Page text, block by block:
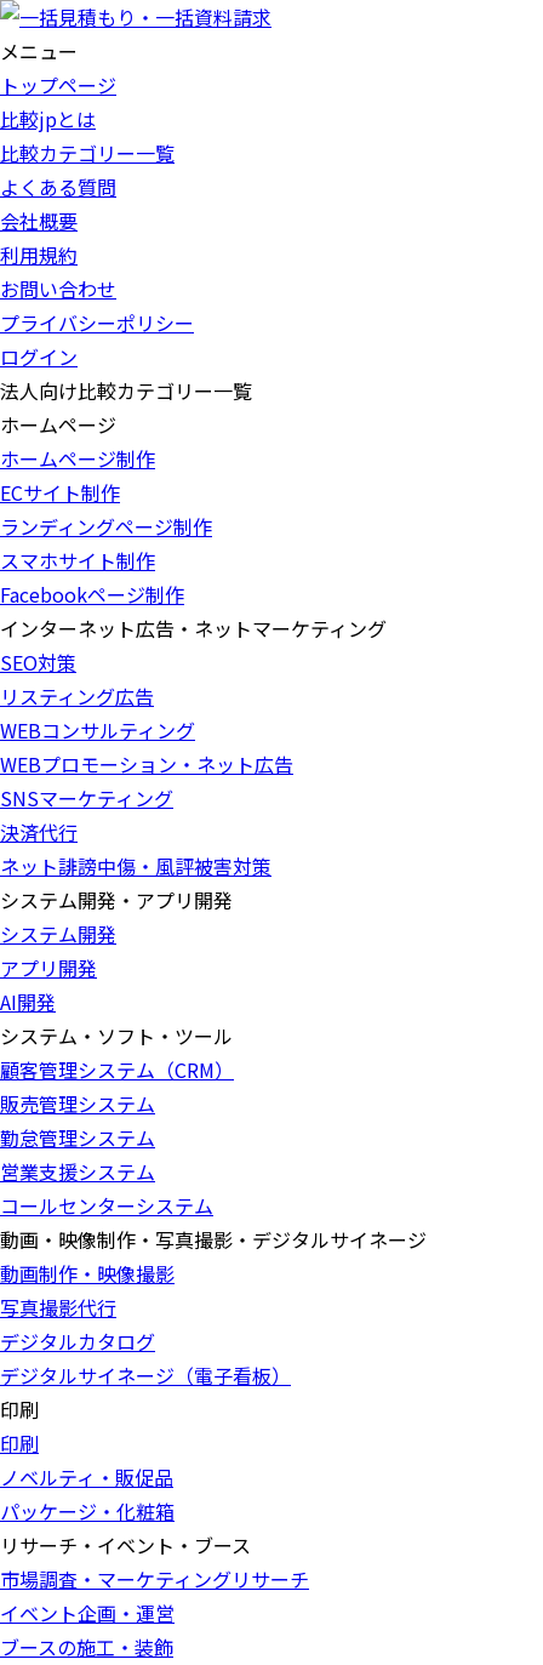
メニュー
トップページ
比較jpとは
比較カテゴリー一覧
よくある質問
会社概要
利用規約
お問い合わせ
プライバシーポリシー
ログイン
法人向け比較カテゴリー一覧
ホームページ
ホームページ制作
ECサイト制作
ランディングページ制作
スマホサイト制作
Facebookページ制作
インターネット広告・ネットマーケティング
SEO対策
リスティング広告
WEBコンサルティング
WEBプロモーション・ネット広告
SNSマーケティング
決済代行
ネット誹謗中傷・風評被害対策
システム開発・アプリ開発
システム開発
アプリ開発
AI開発
システム・ソフト・ツール
顧客管理システム（CRM）
販売管理システム
勤怠管理システム
営業支援システム
コールセンターシステム
動画・映像制作・写真撮影・デジタルサイネージ
動画制作・映像撮影
写真撮影代行
デジタルカタログ
デジタルサイネージ（電子看板）
印刷
印刷
ノベルティ・販促品
パッケージ・化粧箱
リサーチ・イベント・ブース
市場調査・マーケティングリサーチ
イベント企画・運営
ブースの施工・装飾